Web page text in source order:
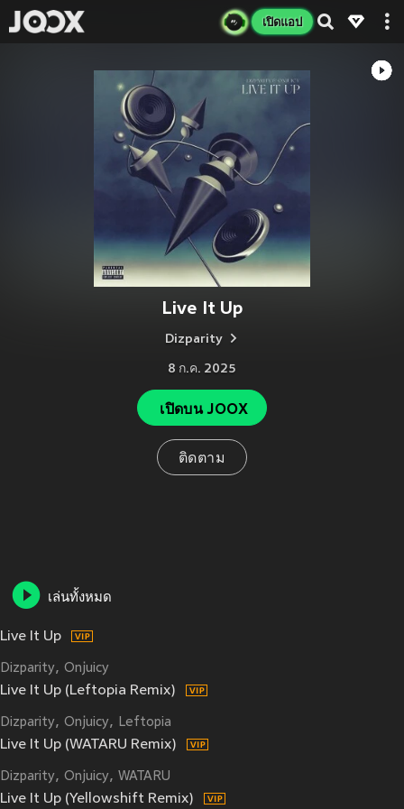
เปิดแอป
Live It Up
Dizparity
8 ก.ค. 2025
เปิดบน JOOX
ติดตาม
เล่นทั้งหมด
Live It Up
Dizparity Onjuicy
Live It Up (Leftopia Remix)
Dizparity Onjuicy Leftopia
Live It Up (WATARU Remix)
Dizparity Onjuicy WATARU
Live It Up (Yellowshift Remix)